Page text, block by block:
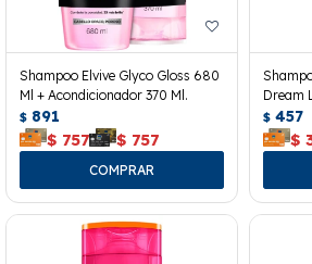
Shampoo Elvive Glyco Gloss 680
Ml + Acondicionador 370 Ml.
$ 891
$ 757 $ 757
Dream
$ 457
$